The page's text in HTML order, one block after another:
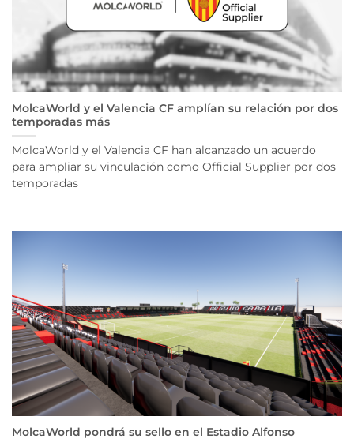
MolcaWorld y el Valencia CF amplían su relación por dos
temporadas más
MolcaWorld y el Valencia CF han alcanzado un acuerdo
para ampliar su vinculación como Official Supplier por dos
temporadas
MolcaWorld pondrá su sello en el Estadio Alfonso